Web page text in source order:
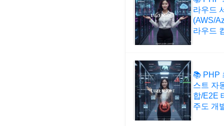
라우드
(AWS/
라우드
📚 PHP
스트 자
합/E2E
주도 개